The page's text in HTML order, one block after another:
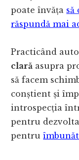
poate învăța să
răspundă mai
Practicând
clară asupra
să facem
conștient și
introspecția
pentru
pentru